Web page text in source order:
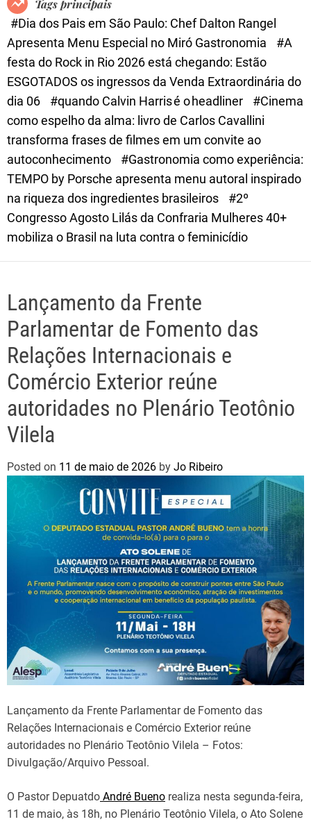
e
Tags principais
#Dia dos Pais em São Paulo: Chef Dalton Rangel
Apresenta Menu Especial no Miró Gastronomia
#A
festa do Rock in Rio 2026 está chegando: Estão
ESGOTADOS os ingressos da Venda Extraordinária do
dia 06
#quando Calvin Harris é o headliner
#Cinema
como espelho da alma: livro de Carlos Cavallini
transforma frases de filmes em um convite ao
autoconhecimento
#Gastronomia como experiência:
TEMPO by Porsche apresenta menu autoral inspirado
na riqueza dos ingredientes brasileiros
#2º
Congresso Agosto Lilás da Confraria Mulheres 40+
mobiliza o Brasil na luta contra o feminicídio
Lançamento da Frente
Parlamentar de Fomento das
Relações Internacionais e
Comércio Exterior reúne
autoridades no Plenário Teotônio
Vilela
Posted on 11 de maio de 2026 by Jo Ribeiro
Lançamento da Frente Parlamentar de Fomento das
Relações Internacionais e Comércio Exterior reúne
autoridades no Plenário Teotônio Vilela – Fotos:
Divulgação/Arquivo Pessoal.
O Pastor Depuatdo André Bueno realiza nesta segunda-feira,
11 de maio, às 18h, no Plenário Teotônio Vilela, o Ato Solene